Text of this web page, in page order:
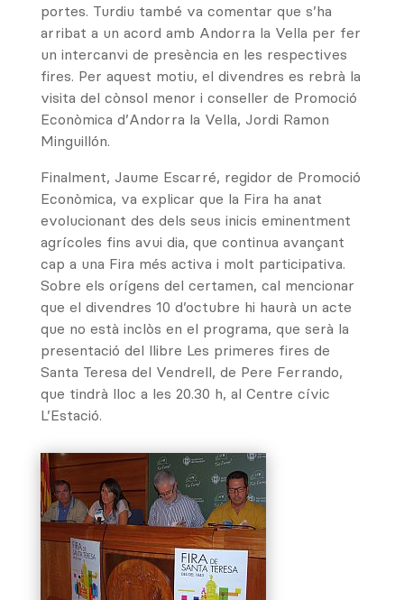
portes. Turdiu també va comentar que s’ha
arribat a un acord amb Andorra la Vella per fer
un intercanvi de presència en les respectives
fires. Per aquest motiu, el divendres es rebrà la
visita del cònsol menor i conseller de Promoció
Econòmica d’Andorra la Vella, Jordi Ramon
Minguillón.
Finalment, Jaume Escarré, regidor de Promoció
Econòmica, va explicar que la Fira ha anat
evolucionant des dels seus inicis eminentment
agrícoles fins avui dia, que continua avançant
cap a una Fira més activa i molt participativa.
Sobre els orígens del certamen, cal mencionar
que el divendres 10 d’octubre hi haurà un acte
que no està inclòs en el programa, que serà la
presentació del llibre Les primeres fires de
Santa Teresa del Vendrell, de Pere Ferrando,
que tindrà lloc a les 20.30 h, al Centre cívic
L’Estació.